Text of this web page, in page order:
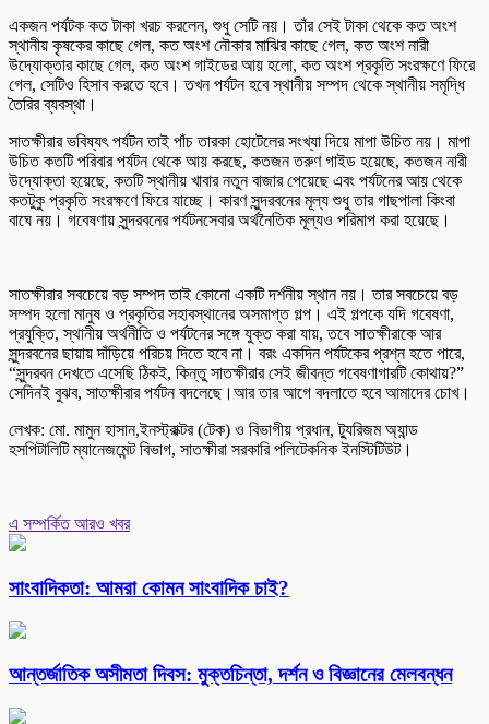
একজন পর্যটক কত টাকা খরচ করলেন, শুধু সেটি নয়। তাঁর সেই টাকা থেকে কত অংশ
স্থানীয় কৃষকের কাছে গেল, কত অংশ নৌকার মাঝির কাছে গেল, কত অংশ নারী
উদ্যোক্তার কাছে গেল, কত অংশ গাইডের আয় হলো, কত অংশ প্রকৃতি সংরক্ষণে ফিরে
গেল, সেটিও হিসাব করতে হবে। তখন পর্যটন হবে স্থানীয় সম্পদ থেকে স্থানীয় সমৃদ্ধি
তৈরির ব্যবস্থা।
সাতক্ষীরার ভবিষ্যৎ পর্যটন তাই পাঁচ তারকা হোটেলের সংখ্যা দিয়ে মাপা উচিত নয়। মাপা
উচিত কতটি পরিবার পর্যটন থেকে আয় করছে, কতজন তরুণ গাইড হয়েছে, কতজন নারী
উদ্যোক্তা হয়েছে, কতটি স্থানীয় খাবার নতুন বাজার পেয়েছে এবং পর্যটনের আয় থেকে
কতটুকু প্রকৃতি সংরক্ষণে ফিরে যাচ্ছে। কারণ সুন্দরবনের মূল্য শুধু তার গাছপালা কিংবা
বাঘে নয়। গবেষণায় সুন্দরবনের পর্যটনসেবার অর্থনৈতিক মূল্যও পরিমাপ করা হয়েছে।
সাতক্ষীরার সবচেয়ে বড় সম্পদ তাই কোনো একটি দর্শনীয় স্থান নয়। তার সবচেয়ে বড়
সম্পদ হলো মানুষ ও প্রকৃতির সহাবস্থানের অসমাপ্ত গল্প। এই গল্পকে যদি গবেষণা,
প্রযুক্তি, স্থানীয় অর্থনীতি ও পর্যটনের সঙ্গে যুক্ত করা যায়, তবে সাতক্ষীরাকে আর
সুন্দরবনের ছায়ায় দাঁড়িয়ে পরিচয় দিতে হবে না। বরং একদিন পর্যটকের প্রশ্ন হতে পারে,
“সুন্দরবন দেখতে এসেছি ঠিকই, কিন্তু সাতক্ষীরার সেই জীবন্ত গবেষণাগারটি কোথায়?”
সেদিনই বুঝব, সাতক্ষীরার পর্যটন বদলেছে।আর তার আগে বদলাতে হবে আমাদের চোখ।
লেখক: মো. মামুন হাসান,ইনস্ট্রাক্টর (টেক) ও বিভাগীয় প্রধান, ট্যুরিজম অ্যান্ড
হসপিটালিটি ম্যানেজমেন্ট বিভাগ, সাতক্ষীরা সরকারি পলিটেকনিক ইনস্টিটিউট।
এ সম্পর্কিত আরও খবর
সাংবাদিকতা: আমরা কোমন সাংবাদিক চাই?
আন্তর্জাতিক অসীমতা দিবস: মুক্তচিন্তা, দর্শন ও বিজ্ঞানের মেলবন্ধন